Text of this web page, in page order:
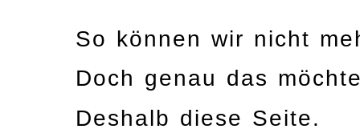
So können wir nicht
Doch genau das
Deshalb diese Seite.